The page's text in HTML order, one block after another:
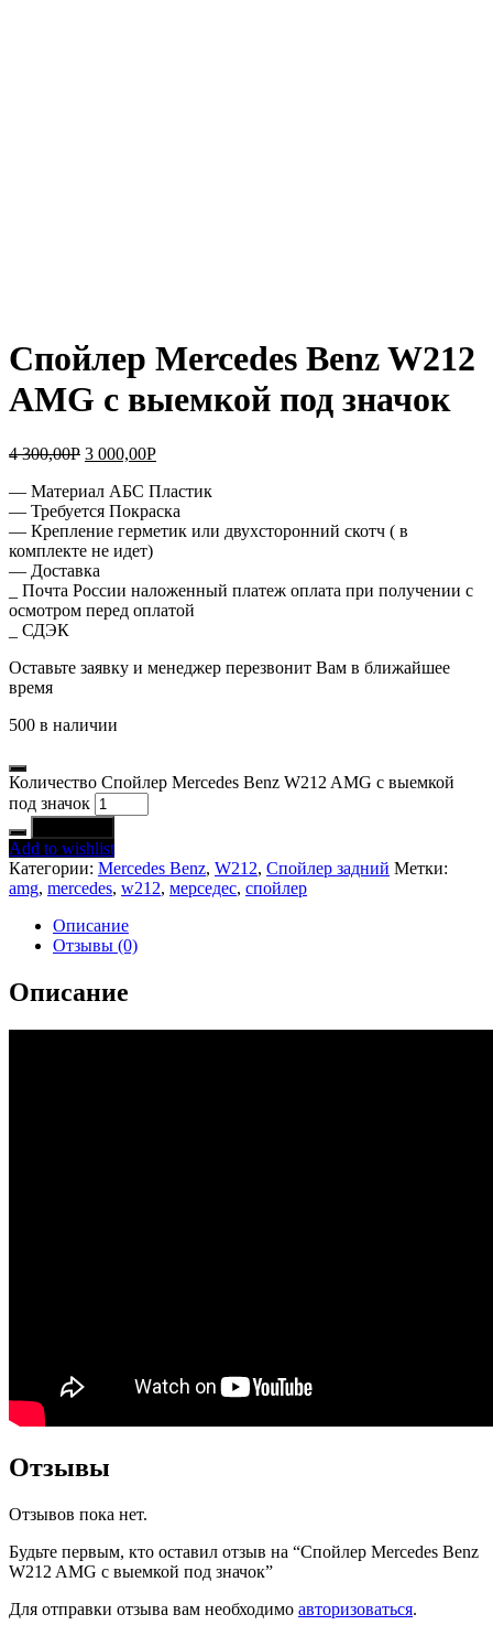
Спойлер Mercedes Benz W212
AMG c выемкой под значок
4 300,00Р 3 000,00Р
— Материал АБС Пластик
— Требуется Покраска
— Крепление герметик или двухсторонний скотч ( в
комплекте не идет)
— Доставка
_ Почта России наложенный платеж оплата при получении с
осмотром перед оплатой
_ СДЭК
Оставьте заявку и менеджер перезвонит Вам в ближайшее
время
500 в наличии
Количество Спойлер Mercedes Benz W212 AMG c выемкой
под значок
Add to wishlist
Категории: Mercedes Benz, W212, Спойлер задний Метки:
amg, mercedes, w212, мерседес, спойлер
Описание
Отзывы (0)
Описание
Отзывы
Отзывов пока нет.
Будьте первым, кто оставил отзыв на “Спойлер Mercedes Benz
W212 AMG c выемкой под значок”
Для отправки отзыва вам необходимо авторизоваться.